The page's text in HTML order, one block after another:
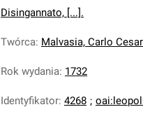
Disingannato, [...].
Twórca: Malvasia, Carlo
Rok wydania: 1732
Identyfikator: 4268 ;